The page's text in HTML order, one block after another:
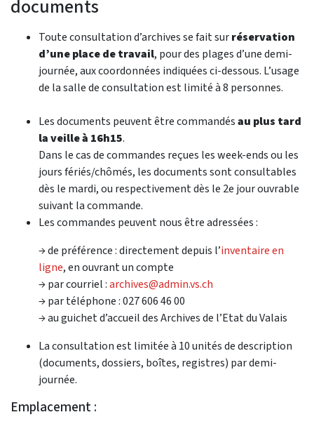
documents
Toute consultation d’archives se fait surréservation
d’une place de travail, pour des plages d’une demi-
journée, aux coordonnées indiquées ci-dessous.​ L’usage
de la salle de consultation est limité à 8 personnes.
Les documents peuvent être commandésau plus tard
la veille à 16h15.
Dans le cas de commandes reçues les week-ends ou les
jours fériés/chômés, les documents sont consultables
dès le mardi, ou respectivement dès le 2e jour ouvrable
suivant la commande.
Les commandes peuvent nous être adressées :
→ de préférence : directement depuis l’inventaire en
ligne, en ouvrant un compte
→ par courriel :archives@admin.vs.ch
→ par téléphone : 027 606 46 00
→ au guichet d’accueil des Archives de l’Etat du Valais
La consultation est limitée à 10 unités de description
(documents, dossiers, boîtes, registres) par demi-
journée.
Emplacement :